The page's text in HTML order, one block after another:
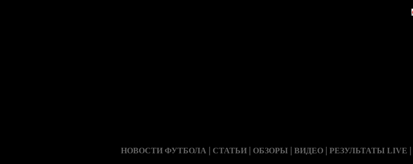
НОВОСТИ ФУТБОЛА | СТАТЬИ | ОБЗОРЫ | ВИДЕО | РЕЗУЛЬТАТЫ LIVE |